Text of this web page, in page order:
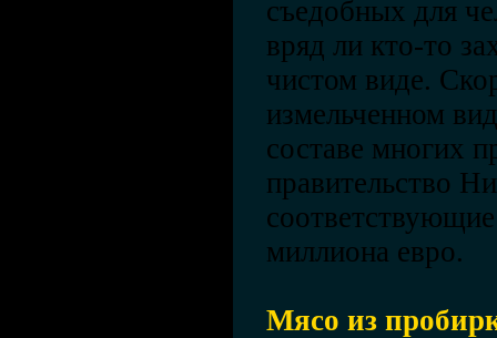
съедобных для
вряд ли кто-то
чистом виде.
измельченном
составе многих
правительство
миллиона евро.
Мясо из